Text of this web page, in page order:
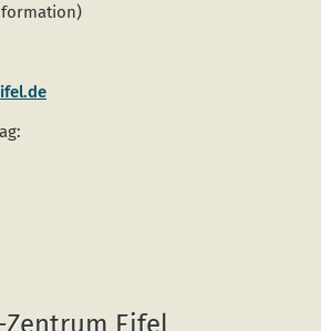
Eifel